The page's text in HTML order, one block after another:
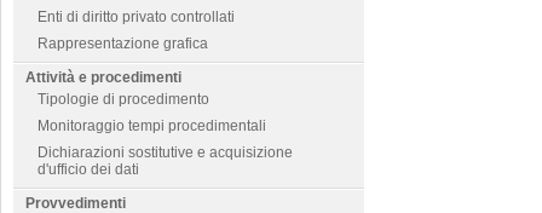
Enti di diritto privato controllati
Rappresentazione grafica
Attività e procedimenti
Tipologie di procedimento
Monitoraggio tempi procedimentali
Dichiarazioni sostitutive e acquisizione
d'ufficio dei dati
Provvedimenti